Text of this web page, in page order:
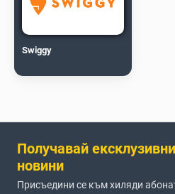
Swiggy
Получавай
новини
Присъедини се към хиляди